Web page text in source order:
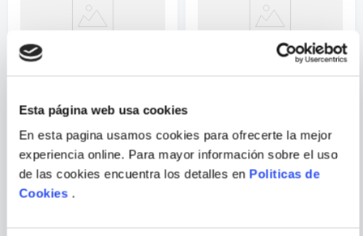
Esta página web usa cookies
En esta pagina usamos cookies para ofrecerte la mejor
experiencia online. Para mayor información sobre el uso
de las cookies encuentra los detalles en Politicas de
Cookies.
Correo electrónico
DE AIRE